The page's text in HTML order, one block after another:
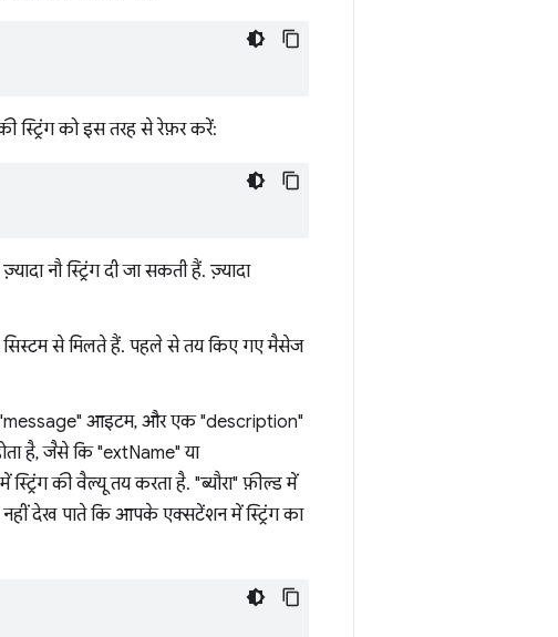
स्ट्रिंग को इस तरह से रेफ़र करें:
नौ स्ट्रिंग दी जा सकती हैं. ज़्यादा
से मिलते हैं. पहले से तय किए गए मैसेज
"message" आइटम, और एक "description"
है, जैसे कि "extName" या
की वैल्यू तय करता है. "ब्यौरा" फ़ील्ड में
नहीं देख पाते कि आपके एक्सटेंशन में स्ट्रिंग का